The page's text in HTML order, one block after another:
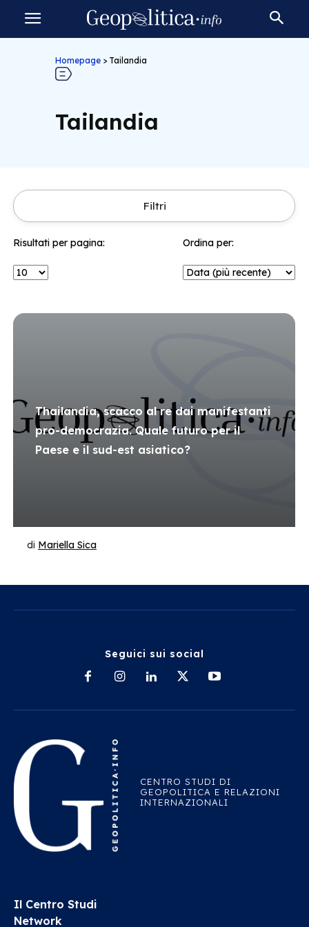
Homepage > Tailandia
Tailandia
Filtri
Risultati per pagina: Ordina per:
Thailandia, scacco al re dai manifestanti
pro-democrazia. Quale futuro per il
Paese e il sud-est asiatico?
di Mariella Sica
Seguici sui social
CENTRO STUDI DI
GEOPOLITICA E RELAZIONI
INTERNAZIONALI
Il Centro Studi
Network